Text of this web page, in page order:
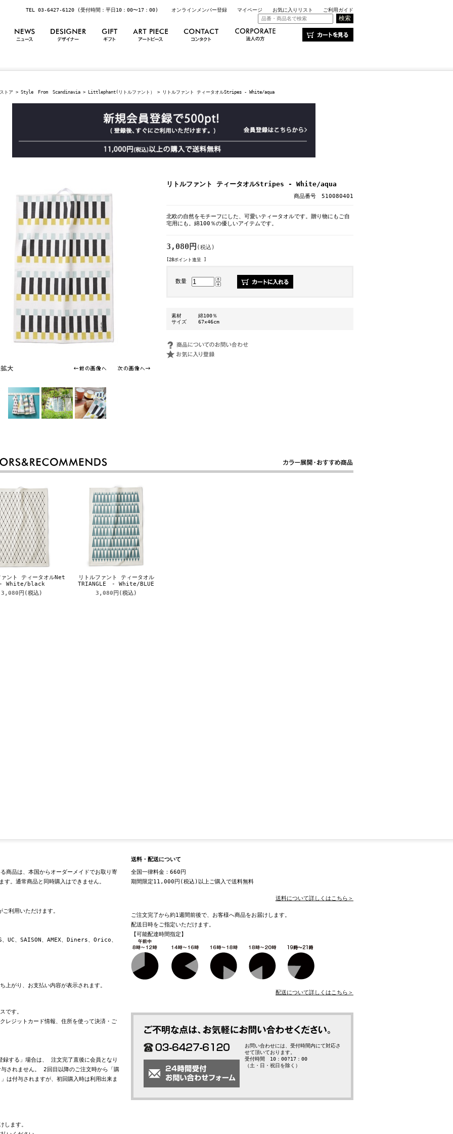
TEL 03-6427-6120 (受付時間：平日10：00〜17：00) オンラインメンバー登録 マイページ お気に入りリスト ご利用ガイド
トア > Style From Scandinavia > Littlephant(リトルファント） > リトルファント ティータオルStripes - White/aqua
リトルファント ティータオルStripes - White/aqua
商品番号 510080401
北欧の自然をモチーフにした、可愛いティータオルです。贈り物にもご自
宅用にも。綿100％の優しいアイテムです。
3,080円 (税込)
[28ポイント進呈 ]
数量
素材
綿100％
サイズ
67×46cm
ァント ティータオルNet
White/black
3,080円 (税込)
リトルファント ティータオル
TRIANGLE - White/BLUE
3,080円 (税込)
商品は、本国からオーダーメイドでお取り寄
。通常商品と同時購入はできません。
利用いただけます。
UC、SAISON、AMEX、Diners、Orico、
がり、お支払い内容が表示されます。
です。
レジットカード情報、住所を使って決済・ご
する」場合は、 注文完了直後に会員となり
されません。 2回目以降のご注文時から「購
は付与されますが、初回購入時は利用出来ま
します。
送料・配送について
全国一律料金：660円
期間限定11,000円(税込)以上ご購入で送料無料
送料について詳しくはこちら＞
ご注文完了から約1週間前後で、お客様へ商品をお届けします。
配送日時をご指定いただけます。
【可能配達時間指定】
配送について詳しくはこちら＞
お問い合わせには、受付時間内にて対応さ
せて頂いております。
受付時間 10：00?17：00
（土・日・祝日を除く）